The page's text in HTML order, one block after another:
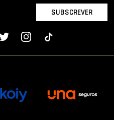
SUBSCREVER